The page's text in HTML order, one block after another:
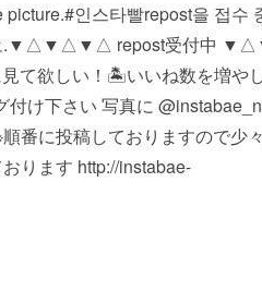
#인스타빨 repost을 접수
시오. ▼△▼△▼△ repost受付中
て欲しい！ 🏝いいね数を増や
け下さい 写真に
番に投稿しておりますので少
ります http://instabae-